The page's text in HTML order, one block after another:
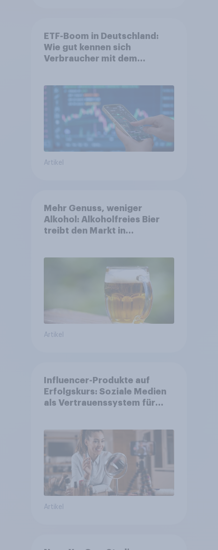
ETF-Boom in Deutschland:
Wie gut kennen sich
Verbraucher mit dem
Artikel
Mehr Genuss, weniger
Alkohol: Alkoholfreies Bier
treibt den Markt in
Artikel
Influencer-Produkte auf
Erfolgskurs: Soziale Medien
als Vertrauenssystem für
Artikel